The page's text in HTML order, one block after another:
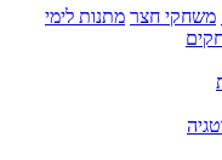
משחקי חצר מתנות לימי